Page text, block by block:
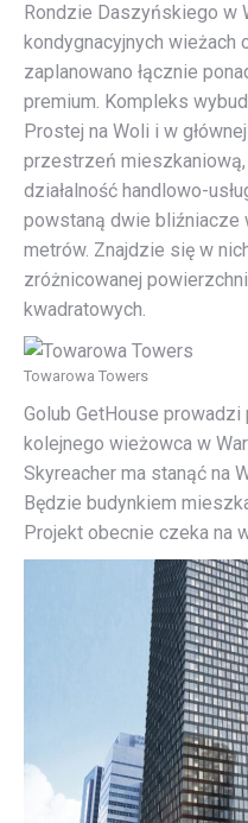
Rondzie Daszyńskiego w
kondygnacyjnych wieżach
zaplanowano łącznie
premium. Kompleks
Prostej na Woli i w
przestrzeń mieszkaniową,
działalność handlowo-
powstaną dwie bliźniacze
metrów. Znajdzie się w
zróżnicowanej
kwadratowych.
Towarowa Towers
Golub GetHouse
kolejnego wieżowca w
Skyreacher ma stanąć na
Będzie budynkiem
Projekt obecnie czeka na